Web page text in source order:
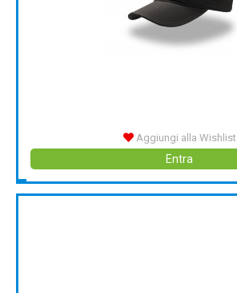
Aggiungi alla Wishlist
Entra